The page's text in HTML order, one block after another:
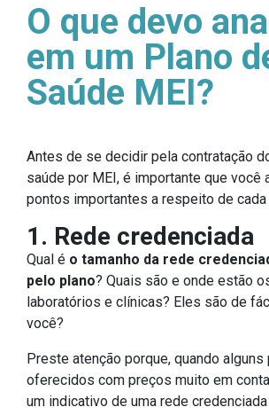
O que devo
em um Plano
Saúde MEI?
Antes de se decidir pela contratação
saúde por MEI, é importante que você
pontos importantes a respeito de cada
1. Rede credenciada
Qual é o tamanho da rede
pelo plano? Quais são e onde estão
laboratórios e clínicas? Eles são de
você?
Preste atenção porque, quando
oferecidos com preços muito em
um indicativo de uma rede credenciada